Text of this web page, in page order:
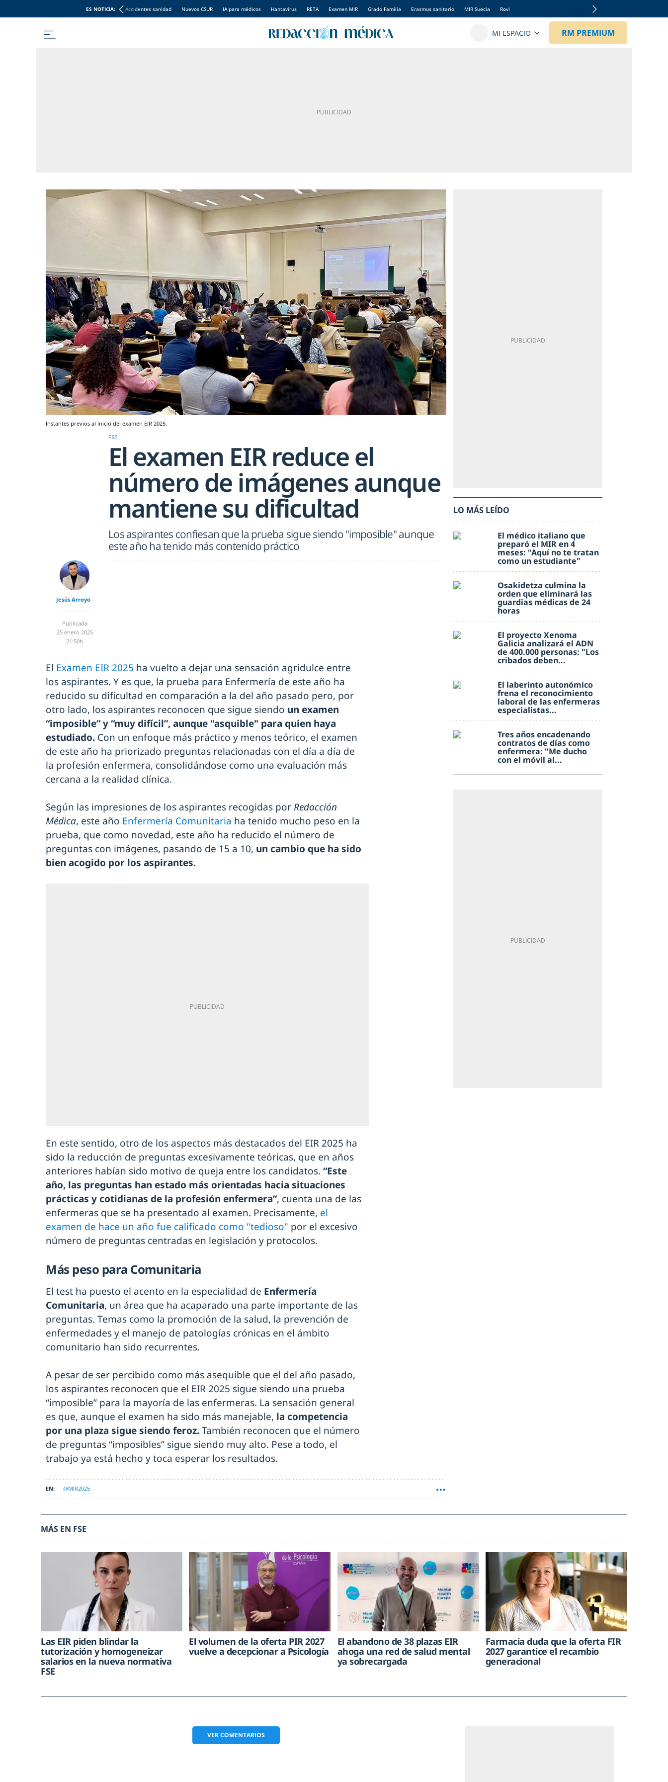
ES NOTICIA: Accidentes sanidad Nuevos CSUR IA para médicos Hantavirus RETA Examen MIR Grado Familia Erasmus sanitario MIR Suecia Rovi
Instantes previos al inicio del examen EIR 2025.
FSE
El examen EIR reduce el
número de imágenes aunque
mantiene su dificultad
Los aspirantes confiesan que la prueba sigue siendo "imposible" aunque
este año ha tenido más contenido práctico
Jesús Arroyo
Publicada
25 enero 2025
21:50h
El Examen EIR 2025 ha vuelto a dejar una sensación agridulce entre
los aspirantes. Y es que, la prueba para Enfermería de este año ha
reducido su dificultad en comparación a la del año pasado pero, por
otro lado, los aspirantes reconocen que sigue siendo un examen
“imposible” y “muy difícil”, aunque "asquible" para quien haya
estudiado. Con un enfoque más práctico y menos teórico, el examen
de este año ha priorizado preguntas relacionadas con el día a día de
la profesión enfermera, consolidándose como una evaluación más
cercana a la realidad clínica.
Según las impresiones de los aspirantes recogidas porRedacción
Médica, este año Enfermería Comunitaria ha tenido mucho peso en la
prueba, que como novedad, este año ha reducido el número de
preguntas con imágenes, pasando de 15 a 10, un cambio que ha sido
bien acogido por los aspirantes.
En este sentido, otro de los aspectos más destacados del EIR 2025 ha
sido la reducción de preguntas excesivamente teóricas, que en años
anteriores habían sido motivo de queja entre los candidatos. “Este
año, las preguntas han estado más orientadas hacia situaciones
prácticas y cotidianas de la profesión enfermera”, cuenta una de las
enfermeras que se ha presentado al examen. Precisamente, el
examen de hace un año fue calificado como "tedioso" por el excesivo
número de preguntas centradas en legislación y protocolos.
Más peso para Comunitaria
El test ha puesto el acento en la especialidad de Enfermería
Comunitaria, un área que ha acaparado una parte importante de las
preguntas. Temas como la promoción de la salud, la prevención de
enfermedades y el manejo de patologías crónicas en el ámbito
comunitario han sido recurrentes.
A pesar de ser percibido como más asequible que el del año pasado,
los aspirantes reconocen que el EIR 2025 sigue siendo una prueba
“imposible” para la mayoría de las enfermeras. La sensación general
es que, aunque el examen ha sido más manejable, la competencia
por una plaza sigue siendo feroz.También reconocen que el número
de preguntas “imposibles” sigue siendo muy alto. Pese a todo, el
trabajo ya está hecho y toca esperar los resultados.
@MIR2025
LO MÁS LEÍDO
El médico italiano que
preparó el MIR en 4
meses: "Aquí no te tratan
como un estudiante"
Osakidetza culmina la
orden que eliminará las
guardias médicas de 24
horas
El proyecto Xenoma
Galicia analizará el ADN
de 400.000 personas: "Los
cribados deben...
El laberinto autonómico
frena el reconocimiento
laboral de las enfermeras
especialistas...
Tres años encadenando
contratos de días como
enfermera: "Me ducho
con el móvil al...
MÁS EN FSE
Las EIR piden blindar la
tutorización y homogeneizar
salarios en la nueva normativa
FSE
El volumen de la oferta PIR 2027
vuelve a decepcionar a Psicología
El abandono de 38 plazas EIR
ahoga una red de salud mental
ya sobrecargada
Farmacia duda que la oferta FIR
2027 garantice el recambio
generacional
VERCOMENTARIOS